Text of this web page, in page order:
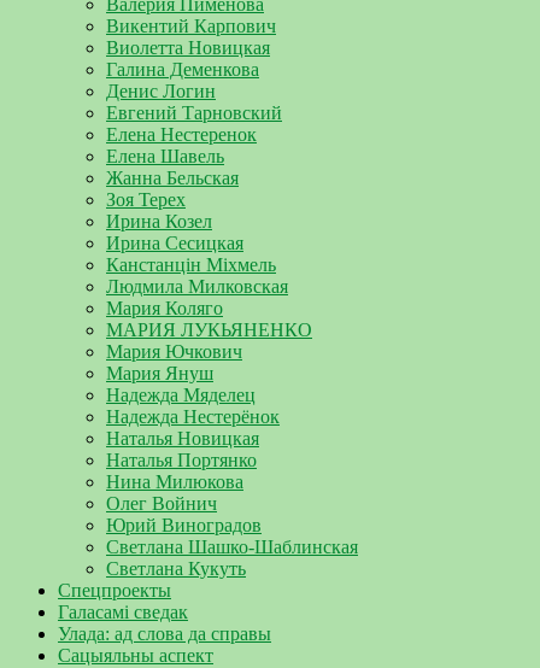
Валерия Пименова
Викентий Карпович
Виолетта Новицкая
Галина Деменкова
Денис Логин
Евгений Тарновский
Елена Нестеренок
Елена Шавель
Жанна Бельская
Зоя Терех
Ирина Козел
Ирина Сесицкая
Канстанцін Міхмель
Людмила Милковская
Мария Коляго
МАРИЯ ЛУКЬЯНЕНКО
Мария Ючкович
Мария Януш
Надежда Мяделец
Надежда Нестерёнок
Наталья Новицкая
Наталья Портянко
Нина Милюкова
Олег Войнич
Юрий Виноградов
Светлана Шашко-Шаблинская
Светлана Кукуть
Спецпроекты
Галасамі сведак
Улада: ад слова да справы
Сацыяльны аспект